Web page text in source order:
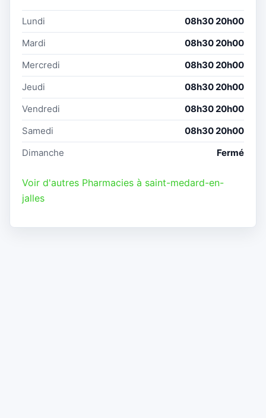
Lundi
08h30 20h00
Mardi
08h30 20h00
Mercredi
08h30 20h00
Jeudi
08h30 20h00
Vendredi
08h30 20h00
Samedi
08h30 20h00
Dimanche
Fermé
Voir d'autres Pharmacies à saint-medard-en-
jalles